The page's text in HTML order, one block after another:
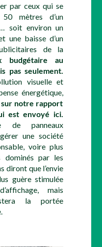
par ceux qui se
mètres d’un
soit environ un
une baisse d’un
de la
budgétaire au
pas seulement.
visuelle et
énergétique,
sur notre rapport
est envoyé ici.
de panneaux
une société
voire plus
dominés par les
diront que l’envie
guère stimulée
mais
la portée